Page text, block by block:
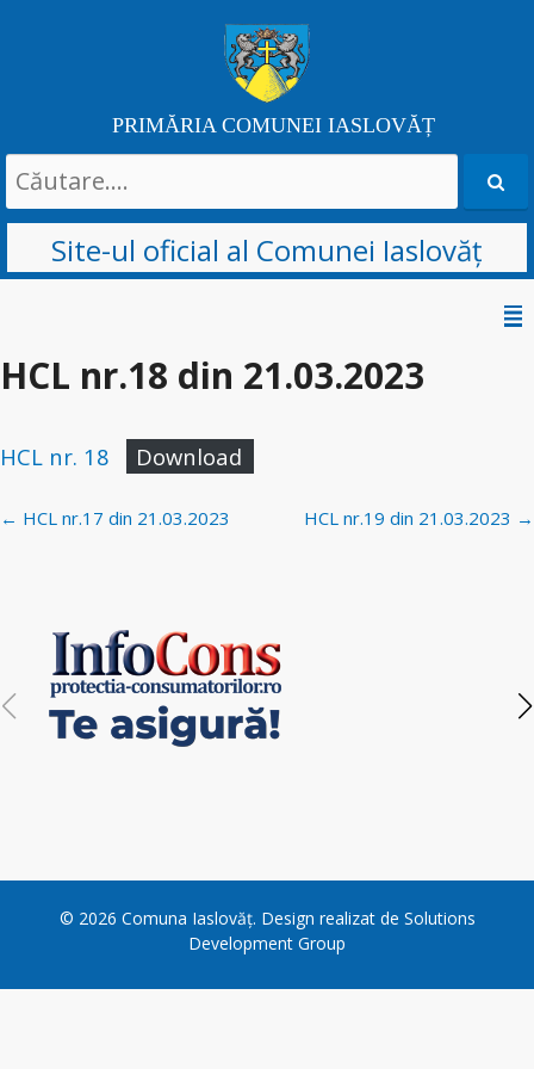
PRIMĂRIA COMUNEI IASLOVĂȚ
Search
for:
Site-ul oficial al Comunei Iaslovăț
content
HCL nr.18 din 21.03.2023
HCL nr. 18 Download
Post
← HCL nr.17 din 21.03.2023 HCL nr.19 din 21.03.2023 →
© 2026 Comuna Iaslovăț. Design realizat de Solutions
Development Group